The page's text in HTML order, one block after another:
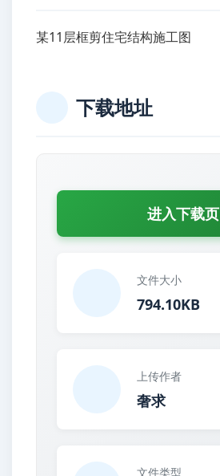
某11层框剪住宅结构施工图
下载地址
进入下载页
文件大小
794.10KB
上传作者
奢求
文件类型